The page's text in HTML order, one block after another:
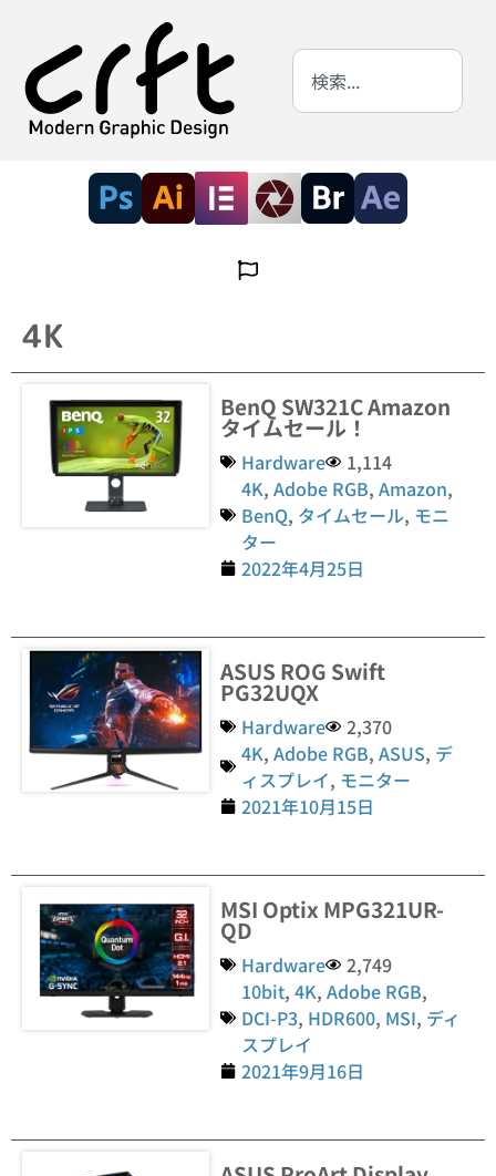
4K
BenQ SW321C Amazon
タイムセール！
Hardware
1,114
4K,Adobe RGB,Amazon,
BenQ, タイムセール, モニ
ター
2022年4月25日
ASUS ROG Swift
PG32UQX
Hardware
2,370
4K,Adobe RGB,ASUS, デ
ィスプレイ, モニター
2021年10月15日
MSI Optix MPG321UR-
QD
Hardware
2,749
10bit,4K,Adobe RGB,
DCI-P3, HDR600, MSI, ディ
スプレイ
2021年9月16日